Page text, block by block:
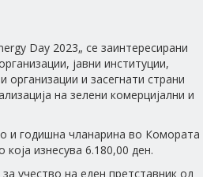
Day 2023„ се заинтересирани
јавни институции,
и засегнати страни
на зелени комерцијални и
и годишна чланарина во Комората
изнесува 6.180,00 ден.
учество на еден претставник од